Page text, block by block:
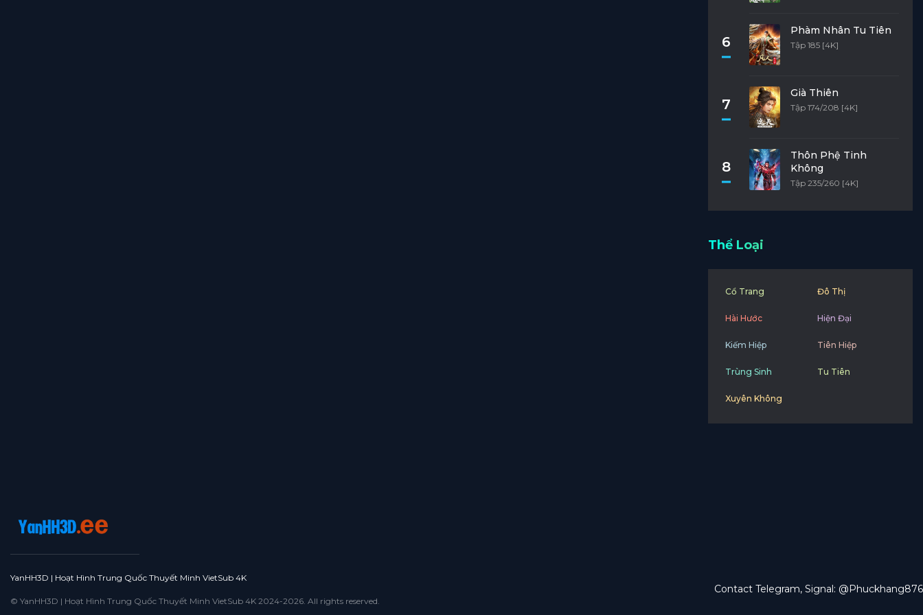
6
Phàm Nhân Tu Tiên
Tập 185 [4K]
7
Già Thiên
Tập 174/208 [4K]
8
Thôn Phệ Tinh
Không
Tập 235/260 [4K]
Thể Loại
Cổ Trang Đô Thị
Hài Hước Hiện Đại
Kiếm Hiệp Tiên Hiệp
Trùng Sinh Tu Tiên
Xuyên Không
YanHH3D | Hoạt Hình Trung Quốc Thuyết Minh VietSub 4K
Contact Telegram, Signal: @Phuckhang876
© YanHH3D | Hoạt Hình Trung Quốc Thuyết Minh VietSub 4K 2024-2026. All rights reserved.